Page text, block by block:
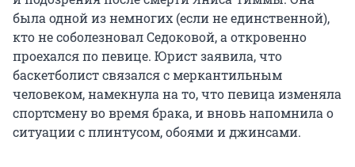
была одной из немногих (если не единственной),
кто не соболезновал Седоковой, а откровенно
проехался по певице. Юрист заявила, что
баскетболист связался с меркантильным
человеком, намекнула на то, что певица изменяла
спортсмену во время брака, и вновь напомнила о
ситуации с плинтусом, обоями и джинсами.